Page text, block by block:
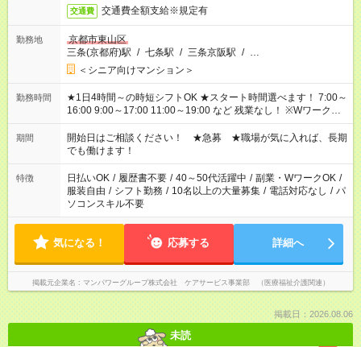
交通費 交通費全額支給※規定有
勤務地
京都市東山区
三条(京都府)駅 / 七条駅 / 三条京阪駅 / …
＜シニア向けマンション＞
勤務時間
★1日4時間～の時短シフトOK ★スタート時間選べます！ 7:00～
16:00 9:00～17:00 11:00～19:00 など 残業なし！ ※Wワークの
場合、他のお仕事と合わせ週40時間超の就業はご案内できませ
ん ※法令に基づき、週20時間以上勤務は社会保険への加入対象
となります ※労働者派遣法（日雇い派遣の原則禁止）により、
短時間・短期間の就業はご案内が難しい場合があります
期間
開始日はご相談ください！ ★急募 ★職場が気に入れば、長期
でも働けます！
特徴 日払いOK / 履歴書不要 / 40～50代活躍中 / 副業・WワークOK /
服装自由 / シフト勤務 / 10名以上の大量募集 / 電話対応なし / パ
ソコンスキル不要
気になる！ 応募する 詳細へ
掲載元企業名 マンパワーグループ株式会社 ケアサービス事業部 （医療福祉介護関連）
掲載日：2026.08.06
未読